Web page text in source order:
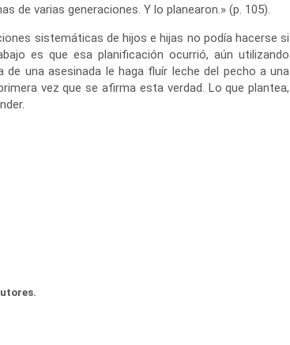
de varias generaciones. Y lo planearon.» (p. 105).
sistemáticas de hijos e hijas no podía hacerse si
es que esa planificación ocurrió, aún utilizando
una asesinada le haga fluír leche del pecho a una
vez que se afirma esta verdad. Lo que plantea,